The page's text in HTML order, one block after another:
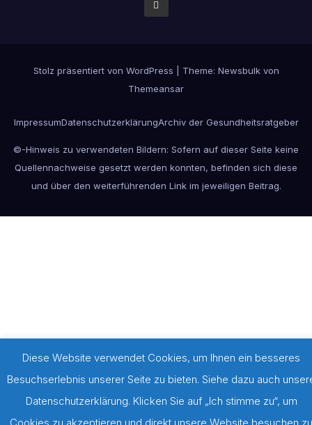
Stolz präsentiert von WordPress Theme: Newsbulkvon
Themeansar
ImpressumDatenschutzerklärungArchiv der Gesundheitsratgeber
©-Hinweis zu verwendeten Bildern: Sofern auf dieser Seite keine
Quellennachweise gesetzt werden konnten, befinden sich diese
und über den weiterführenden Link im jeweiligen Beitrag.
Diese Website verwendet Cookies, um Ihnen ein besseres
Besuchserlebnis unserer Seite zu bieten. Siehe dazu auch
Datenschutzerklärung. Klicken Sie auf „Ich stimme zu“, um